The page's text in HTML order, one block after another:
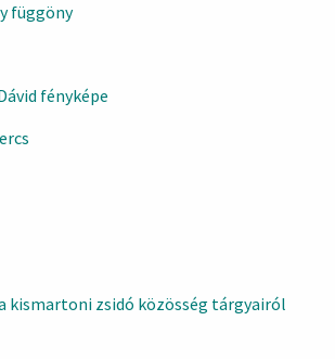
függöny
fényképe
kismartoni zsidó közösség tárgyairól